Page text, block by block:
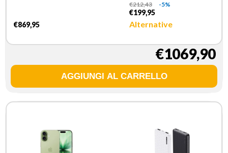
€869,95
€212,43 -5%
€199,95
Alternative
€1069,90